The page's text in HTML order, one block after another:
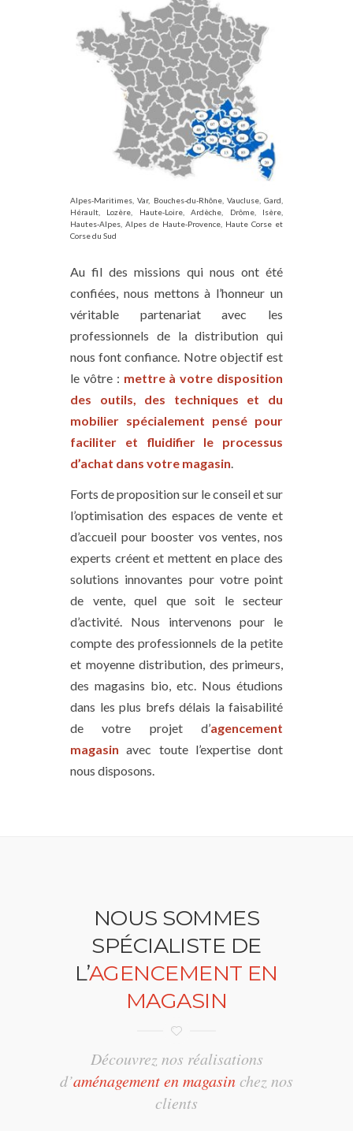
Alpes-Maritimes, Var, Bouches-du-Rhône, Vaucluse, Gard,
Hérault, Lozère, Haute-Loire, Ardèche, Drôme, Isère,
Hautes-Alpes, Alpes de Haute-Provence, Haute Corse et
Corse du Sud
Au fil des missions qui nous ont été
confiées, nous mettons à l’honneur un
véritable partenariat avec les
professionnels de la distribution qui
nous font confiance. Notre objectif est
le vôtre : mettre à votre disposition
des outils, des techniques et du
mobilier spécialement pensé pour
faciliter et fluidifier le processus
d’achat dans votre magasin.
Forts de proposition sur le conseil et sur
l’optimisation des espaces de vente et
d’accueil pour booster vos ventes, nos
experts créent et mettent en place des
solutions innovantes pour votre point
de vente, quel que soit le secteur
d’activité. Nous intervenons pour le
compte des professionnels de la petite
et moyenne distribution, des primeurs,
des magasins bio, etc. Nous étudions
dans les plus brefs délais la faisabilité
de votre projet d’agencement
magasin avec toute l’expertise dont
nous disposons.
NOUS SOMMES
SPÉCIALISTE DE
L’AGENCEMENT EN
MAGASIN
Découvrez nos réalisations
d’aménagement en magasinchez nos
clients